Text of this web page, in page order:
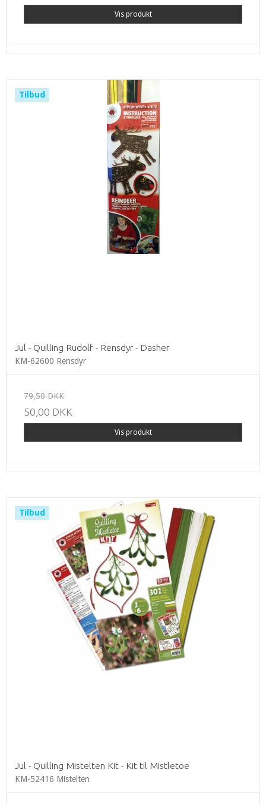
Vis produkt
Tilbud
Jul - Quilling Rudolf - Rensdyr - Dasher
KM-62600 Rensdyr
79,50 DKK
50,00 DKK
Vis produkt
Tilbud
Jul - Quilling Mistelten Kit - Kit til Mistletoe
KM-52416 Mistelten